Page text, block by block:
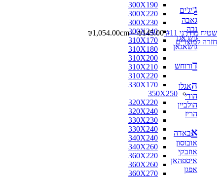
300X190
300X220
300X230
300X240
310X170
310X180
310X200
310X210
310X220
330X170
350X250
320X220
320X240
330X230
330X240
340X240
340X260
360X220
360X260
360X270
ג'יג'ים
גאבה
גבה
גוש'אגן
גושאגאן
דורוחש
האגלו
הודי
הולביין
הריז
אבאדה
אובוסון
אוזבקי
איספהאן
אפגן
שטיח מודרני #11 ₪145.00
–
₪1,054.00cm
חזרה למוצרים